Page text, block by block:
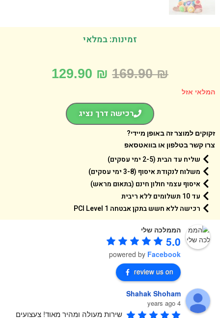
זמינות: במלאי
169.90
129.90 ₪
אזל
רכישה דרך נציג
למוצר זה באופן מיידי?
קשר בטלפון או בוואטסאפ
שליח עד הבית (2-5 ימי עסקים)
משלוח לנקודת איסוף (3-8 ימי עסקים)
איסוף עצמי חולון חינם (בתאום מראש)
עד 10 תשלומים ללא ריבית
רכישה ללא חשש בתקן אבטחה 1 PCI Level
הממלכה שלי
5.0
powered byFacebook
review us on
Shahak Shoham
4 years ago
שירות מעולה ומהיר מאוד! צעצועים